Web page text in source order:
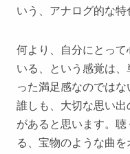
いう、アナログ的な特
何より、自分にとっ
いる、という感覚は
った満足感なのではな
誰しも、大切な思い
があると思います。
る、宝物のような曲